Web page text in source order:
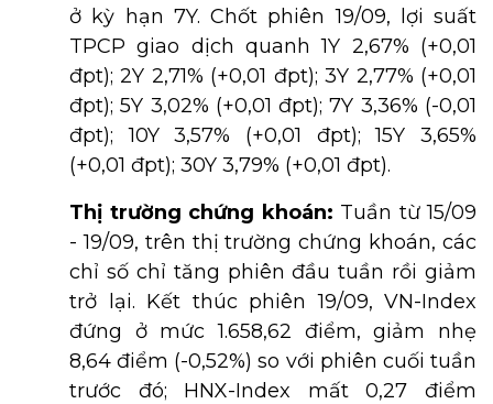
ở kỳ hạn 7Y. Chốt phiên 19/09, lợi suất
TPCP giao dịch quanh 1Y 2,67% (+0,01
đpt); 2Y 2,71% (+0,01 đpt); 3Y 2,77% (+0,01
đpt); 5Y 3,02% (+0,01 đpt); 7Y 3,36% (-0,01
đpt); 10Y 3,57% (+0,01 đpt); 15Y 3,65%
(+0,01 đpt); 30Y 3,79% (+0,01 đpt).
Thị trường chứng khoán: Tuần từ 15/09
- 19/09, trên thị trường chứng khoán, các
chỉ số chỉ tăng phiên đầu tuần rồi giảm
trở lại. Kết thúc phiên 19/09, VN-Index
đứng ở mức 1.658,62 điểm, giảm nhẹ
8,64 điểm (-0,52%) so với phiên cuối tuần
trước đó; HNX-Index mất 0,27 điểm